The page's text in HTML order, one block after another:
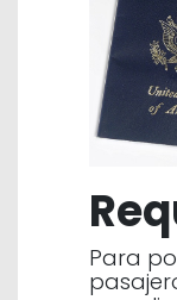
Para